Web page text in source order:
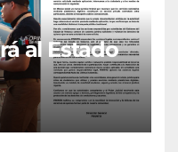
al Estado